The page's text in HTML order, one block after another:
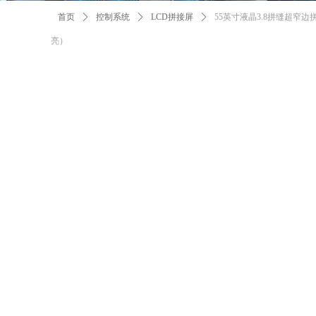
首页 ꄲ 控制系统 ꄲ LCD拼接屏 ꄲ 55英寸液晶3.8拼缝超窄边
亮）